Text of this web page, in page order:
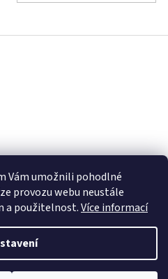
Vám umožnili pohodlné
provozu webu neustále
a použitelnost.Více informací
Shoptet